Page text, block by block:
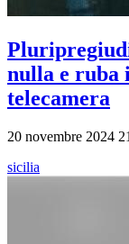
nulla e ruba
telecamera
20 novembre 2024
sicilia